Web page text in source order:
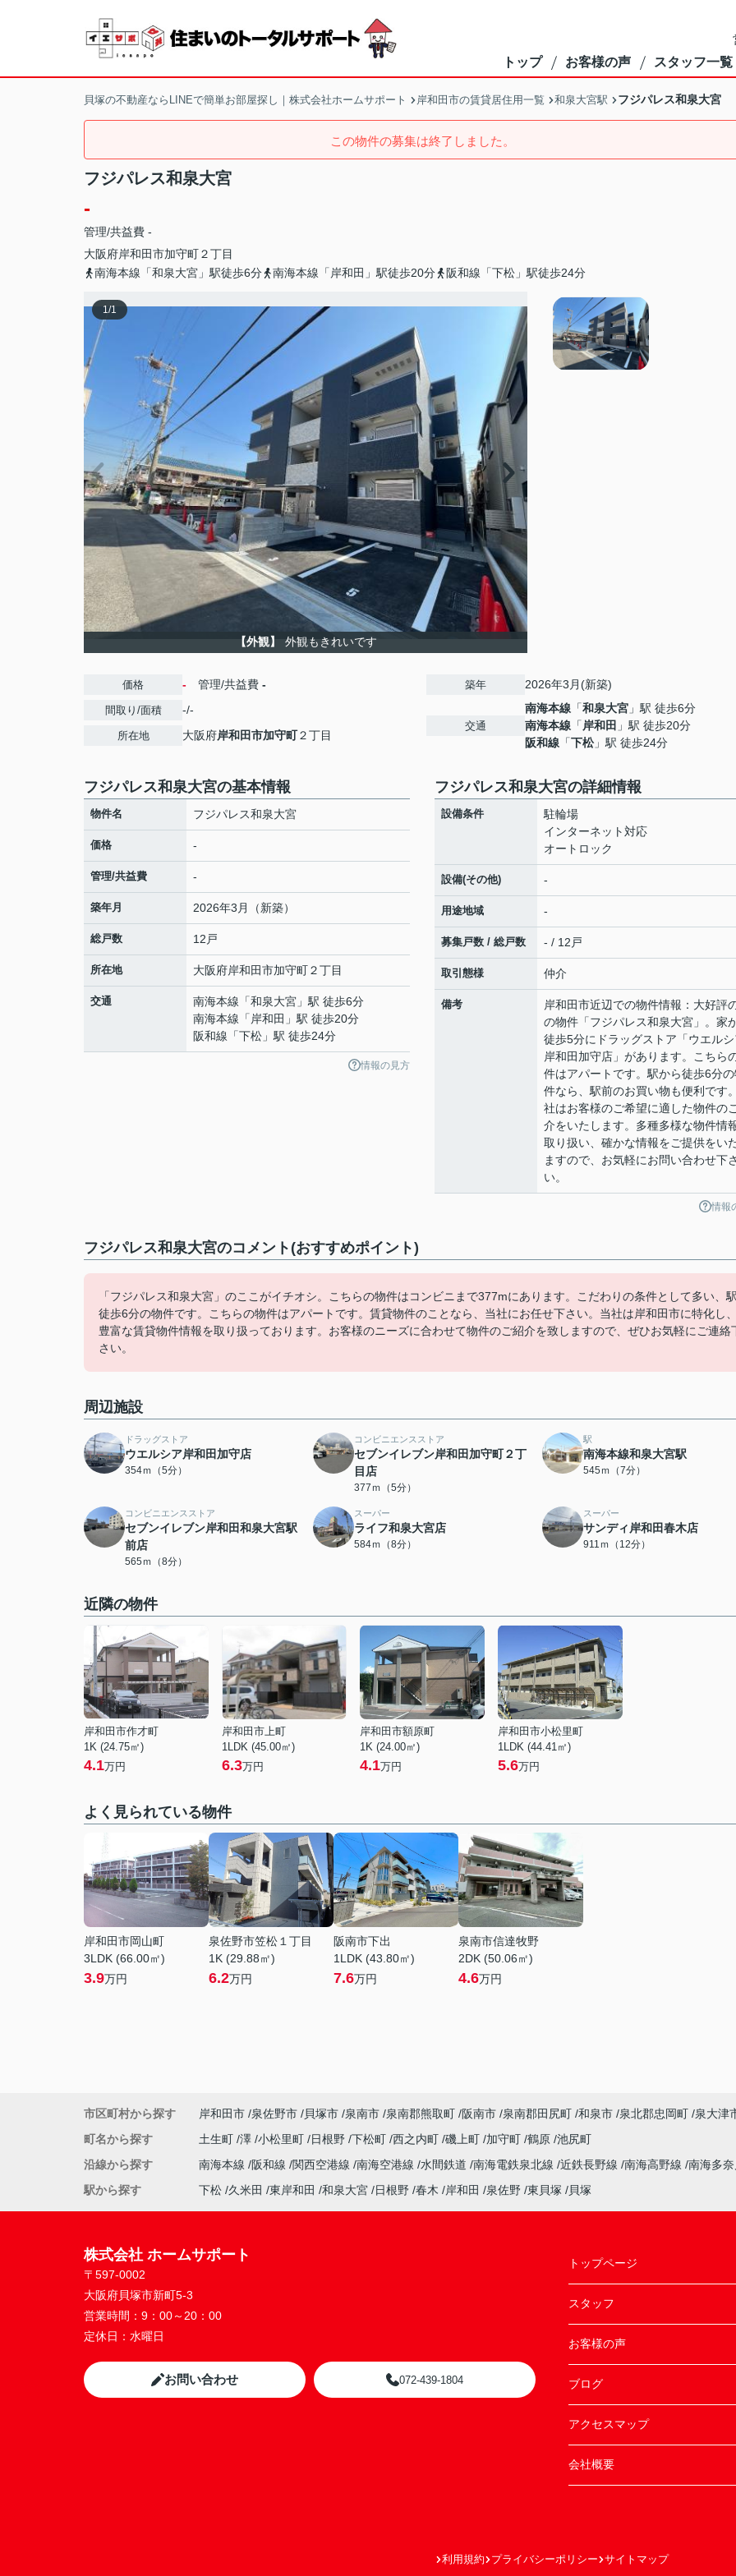
トップ お客様の声 スタッフ一覧
貝塚の不動産ならLINEで簡単お部屋探し｜株式会社ホームサポート 岸和田市の賃貸居住用一覧 和泉大宮駅 フジパレス和泉大宮
この物件の募集は終了しました。
フジパレス和泉大宮
-
管理/共益費 -
大阪府岸和田市加守町２丁目
南海本線「和泉大宮」駅徒歩6分
南海本線「岸和田」駅徒歩20分 阪和線「下松」駅徒歩24分
1/1
【外観】 外観もきれいです
価格 - 管理/共益費 -
間取り/面積 -/-
所在地 大阪府岸和田市加守町２丁目
築年 2026年3月(新築)
交通
南海本線 「和泉大宮 」駅 徒歩6分
南海本線 「 岸和田 」駅 徒歩20分
阪和線 「下松」駅 徒歩24分
フジパレス和泉大宮の基本情報
物件名 フジパレス和泉大宮
価格 -
管理/共益費 -
築年月 2026年3月（新築）
総戸数 12戸
所在地 大阪府岸和田市加守町２丁目
交通 南海本線 「和泉大宮 」駅 徒歩6分
南海本線 「 岸和田 」駅 徒歩20分
阪和線 「下松 」駅 徒歩24分
情報の見方
フジパレス和泉大宮の詳細情報
設備条件
駐輪場
インターネット対応
オートロック
設備(その他) -
用途地域 -
募集戸数 / 総戸数 - / 12戸
取引態様 仲介
備考
岸和田市近辺での物件情報：大好評
の物件「フジパレス和泉大宮」。家
徒歩5分にドラッグストア「ウエルシ
岸和田加守店」があります。こちら
件はアパートです。駅から徒歩6分の
件なら、駅前のお買い物も便利です
社はお客様のご希望に適した物件の
介をいたします。多種多様な物件情
取り扱い、確かな情報をご提供をい
ますので、お気軽にお問い合わせ下さ
い。
情報
フジパレス和泉大宮のコメント(おすすめポイント)
「フジパレス和泉大宮」のここがイチオシ。こちらの物件はコンビニまで377mにあります。こだわりの条件として多い、駅
徒歩6分の物件です。こちらの物件はアパートです。賃貸物件のことなら、当社にお任せ下さい。当社は岸和田市に特化し、
豊富な賃貸物件情報を取り扱っております。お客様のニーズに合わせて物件のご紹介を致しますので、ぜひお気軽にご連絡
さい。
周辺施設
ドラッグストア
ウエルシア岸和田加守店
354ｍ（5分）
コンビニエンスストア
セブンイレブン岸和田加守町２丁
目店
377ｍ（5分）
駅
南海本線和泉大宮駅
545ｍ（7分）
コンビニエンスストア
セブンイレブン岸和田和泉大宮駅
前店
565ｍ（8分）
スーパー
ライフ和泉大宮店
584ｍ（8分）
スーパー
サンディ岸和田春木店
911ｍ（12分）
近隣の物件
岸和田市作才町
1K (24.75㎡)
4.1万円
岸和田市上町
1LDK (45.00㎡)
6.3万円
岸和田市額原町
1K (24.00㎡)
4.1万円
岸和田市小松里町
1LDK (44.41㎡)
5.6万円
よく見られている物件
岸和田市岡山町
3LDK (66.00㎡)
3.9万円
泉佐野市笠松１丁目
1K (29.88㎡)
6.2万円
阪南市下出
1LDK (43.80㎡)
7.6万円
泉南市信達牧野
2DK (50.06㎡)
4.6万円
市区町村から探す 岸和田市 泉佐野市 貝塚市 泉南市 泉南郡熊取町 阪南市 泉南郡田尻町 和泉市 泉北郡忠岡町 泉大津
町名から探す
土生町 澤 小松里町 日根野 下松町 西之内町 磯上町 加守町 鶴原 池尻町
沿線から探す
南海本線 阪和線 関西空港線 南海空港線 水間鉄道 南海電鉄泉北線 近鉄長野線 南海高野線 南海多
駅から探す
下松 久米田 東岸和田 和泉大宮 日根野 春木 岸和田 泉佐野 東貝塚 貝塚
株式会社 ホームサポート
〒597-0002
大阪府貝塚市新町5-3
営業時間： 9：00～20：00
定休日： 水曜日
お問い合わせ 072-439-1804
トップページ
スタッフ
お客様の声
ブログ
アクセスマップ
会社概要
利用規約 プライバシーポリシー サイトマップ